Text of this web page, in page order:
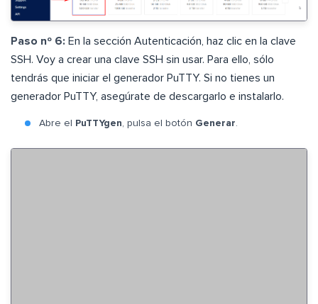
Paso nº 6: En la sección Autenticación, haz clic en la clave
SSH. Voy a crear una clave SSH sin usar. Para ello, sólo
tendrás que iniciar el generador PuTTY. Si no tienes un
generador PuTTY, asegúrate de descargarlo e instalarlo.
Abre el PuTTYgen, pulsa el botón Generar.